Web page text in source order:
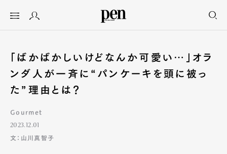
「ばかばかしいけどなんか可愛い…」オラ
ンダ人が一斉に“パンケーキを頭に被っ
た”理由とは？
Gourmet
2023.12.01
文：山川真智子